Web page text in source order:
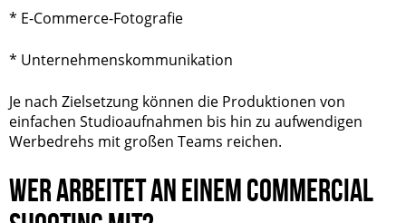
* E-Commerce-Fotografie
* Unternehmenskommunikation
Je nach Zielsetzung können die Produktionen von
einfachen Studioaufnahmen bis hin zu aufwendigen
Werbedrehs mit großen Teams reichen.
WER ARBEITET AN EINEM COMMERCIAL